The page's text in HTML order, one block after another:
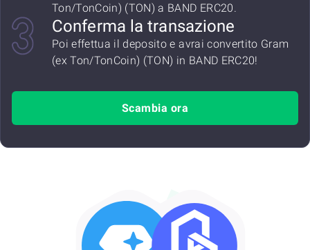
Ton/TonCoin) (TON) a BAND ERC20.
Conferma la transazione
Poi effettua il deposito e avrai convertito Gram
(ex Ton/TonCoin) (TON) in BAND ERC20!
Scambia ora